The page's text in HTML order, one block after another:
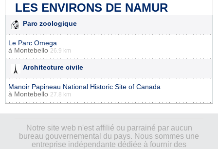
LES ENVIRONS DE NAMUR
Parc zoologique
Le Parc Omega
à Montebello 26.9 km
Architecture civile
Manoir Papineau National Historic Site of Canada
à Montebello 27.8 km
Notre site web n'est affilié ou parrainé par aucun
bureau gouvernemental du pays. Nous sommes une
entreprise indépendante dédiée à fournir des